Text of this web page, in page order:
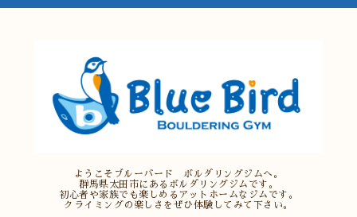
ようこそブルーバード ボルダリングジムへ。
群馬県太田市にあるボルダリングジムです。
初心者や家族でも楽しめるアットホームなジムです。
クライミングの楽しさをぜひ体験してみて下さい。